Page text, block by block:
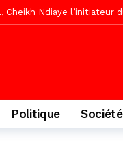
Cheikh Ndiaye l’initiateur
Yakhine, le Comité
Nimzath
Hadji Malick Sy reçoit
sénégalaise
Politique Société